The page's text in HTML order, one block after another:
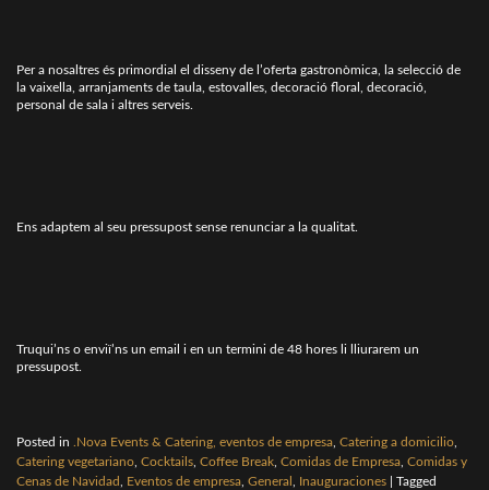
Per a nosaltres és primordial el disseny de l’oferta gastronòmica, la selecció de
la vaixella, arranjaments de taula, estovalles, decoració floral, decoració,
personal de sala i altres serveis.
Ens adaptem al seu pressupost sense renunciar a la qualitat.
Truqui’ns o enviï’ns un email i en un termini de 48 hores li lliurarem un
pressupost.
Posted in .Nova Events & Catering, eventos de empresa, Catering a domicilio,
Catering vegetariano, Cocktails, Coffee Break, Comidas de Empresa, Comidas y
Cenas de Navidad, Eventos de empresa, General , Inauguraciones Tagged